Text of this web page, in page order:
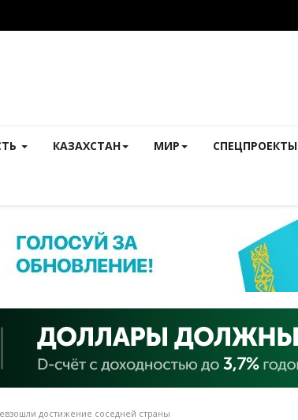
КАЗАХСТАН МИР СПЕЦПРОЕКТЫ
достижение соседней страны